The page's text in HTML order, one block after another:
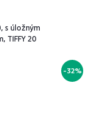
s úložným
TIFFY 20
-32%